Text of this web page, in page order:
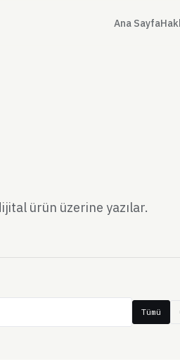
Ana Sayfa
ürün üzerine yazılar.
Tümü